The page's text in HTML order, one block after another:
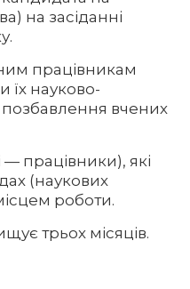
на засіданні
працівникам
їх науково-
позбавлення вчених
працівники), які
(наукових
роботи.
трьох місяців.